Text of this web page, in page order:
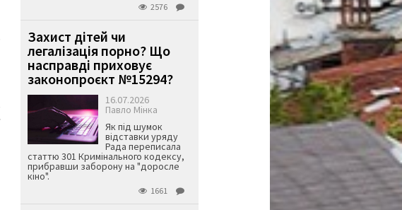
2576
Захист дітей чи
легалізація порно? Що
насправді приховує
законопроєкт №15294?
16.07.2026
Павло Мінка
Як під шумок
відставки уряду
Рада переписала
статтю 301 Кримінального кодексу,
прибравши заборону на "доросле
кіно".
1661